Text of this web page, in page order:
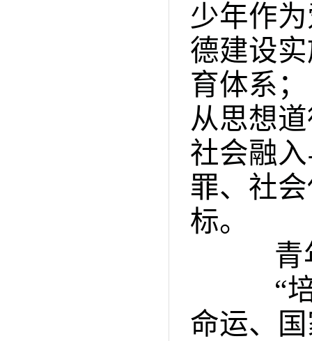
少年作
德建设
育体系
从思想
社会融
罪、社
标。
青年
“培
命运、